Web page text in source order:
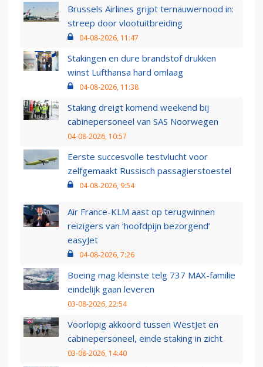
Brussels Airlines grijpt ternauwernood in:
streep door vlootuitbreiding
04-08-2026, 11:47
Stakingen en dure brandstof drukken
winst Lufthansa hard omlaag
04-08-2026, 11:38
Staking dreigt komend weekend bij
cabinepersoneel van SAS Noorwegen
04-08-2026, 10:57
Eerste succesvolle testvlucht voor
zelfgemaakt Russisch passagierstoestel
04-08-2026, 9:54
Air France-KLM aast op terugwinnen
reizigers van ‘hoofdpijn bezorgend’
easyJet
04-08-2026, 7:26
Boeing mag kleinste telg 737 MAX-familie
eindelijk gaan leveren
03-08-2026, 22:54
Voorlopig akkoord tussen WestJet en
cabinepersoneel, einde staking in zicht
03-08-2026, 14:40